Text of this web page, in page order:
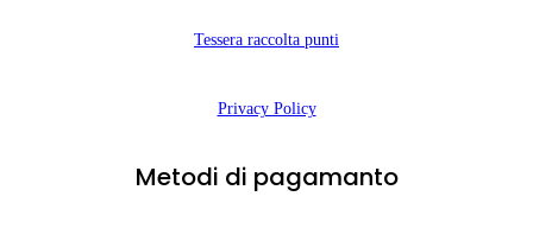
Tessera raccolta punti
Privacy Policy
Metodi di pagamanto